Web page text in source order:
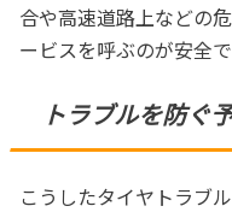
合や高速道路上などの
ービスを呼ぶのが安全で
トラブルを防ぐ
こうしたタイヤトラブ